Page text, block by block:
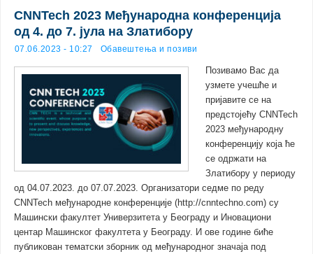
CNNTech 2023 Међународна конференција
од 4. до 7. јула на Златибору
07.06.2023 - 10:27 Обавештења и позиви
Позивамо Вас да
узмете учешће и
пријавите се на
предстојећу CNNTech
2023 међународну
конференцију која ће
се одржати на
Златибору у периоду
од 04.07.2023. до 07.07.2023. Организатори седме по реду
CNNTech међународне конференције (http://cnntechno.com) су
Машински факултет Универзитета у Београду и Иновациони
центар Машинског факултета у Београду. И ове године биће
публикован тематски зборник од међународног значаја под